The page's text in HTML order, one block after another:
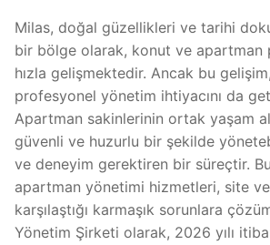
Milas, doğal güzellikleri ve tarihi
bir bölge olarak, konut ve apartman
hızla gelişmektedir. Ancak bu
profesyonel yönetim ihtiyacını da
Apartman sakinlerinin ortak yaşam
güvenli ve huzurlu bir şekilde
ve deneyim gerektiren bir süreçtir.
apartman yönetimi hizmetleri, site
karşılaştığı karmaşık sorunlara
Yönetim Şirketi olarak, 2026 yılı